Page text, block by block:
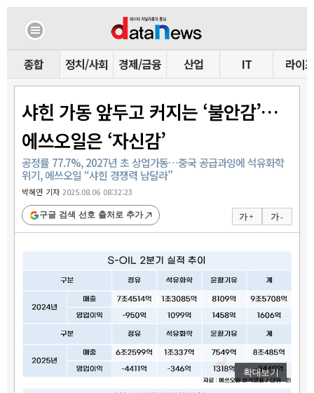
종합 정치/사회 경제/금융 산업 IT 라이프
샤힌 가동 앞두고 커지는 ‘불안감’…
에쓰오일은 ‘자신감’
공정률 77.7%, 2027년 초 상업가동…중국 공급과잉에 석유화학
위기, 에쓰오일 “샤힌 경쟁력 남달라”
박혜연 기자2025.08.06 08:32:23
가 + 가 -
구글 검색 선호 출처로 추가
확대보기